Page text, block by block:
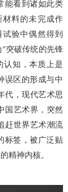
能看到诸如此类
材料的未完成作
验中偶然得到
"突破传统的先锋
认知，本质上是
误区的形成与中
代，现代艺术思
国艺术界，突然
赶世界艺术潮流
标签，被广泛贴
精神内核。